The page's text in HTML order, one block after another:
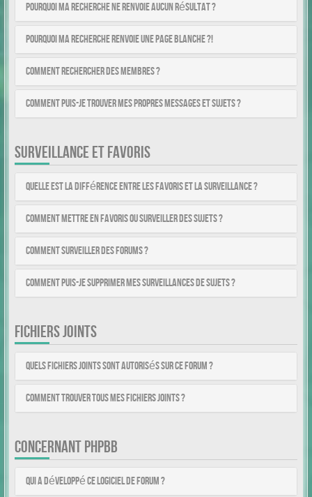
Pourquoi ma recherche ne renvoie aucun résultat ?
Pourquoi ma recherche renvoie une page blanche ?!
Comment rechercher des membres ?
Comment puis-je trouver mes propres messages et sujets ?
SURVEILLANCE ET FAVORIS
Quelle est la différence entre les favoris et la surveillance ?
Comment mettre en favoris ou surveiller des sujets ?
Comment surveiller des forums ?
Comment puis-je supprimer mes surveillances de sujets ?
FICHIERS JOINTS
Quels fichiers joints sont autorisés sur ce forum ?
Comment trouver tous mes fichiers joints ?
CONCERNANT PHPBB
Qui a développé ce logiciel de forum ?